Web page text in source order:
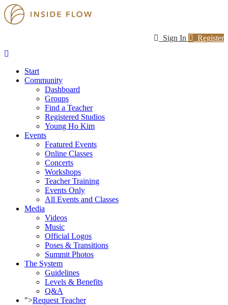
Sign In Register
Start
Community
Dashboard
Groups
Find a Teacher
Registered Studios
Young Ho Kim
Events
Featured Events
Online Classes
Concerts
Workshops
Teacher Training
Events Only
All Events and Classes
Media
Videos
Music
Official Logos
Poses & Transitions
Summit Photos
The System
Guidelines
Levels & Benefits
Q&A
">Request Teacher